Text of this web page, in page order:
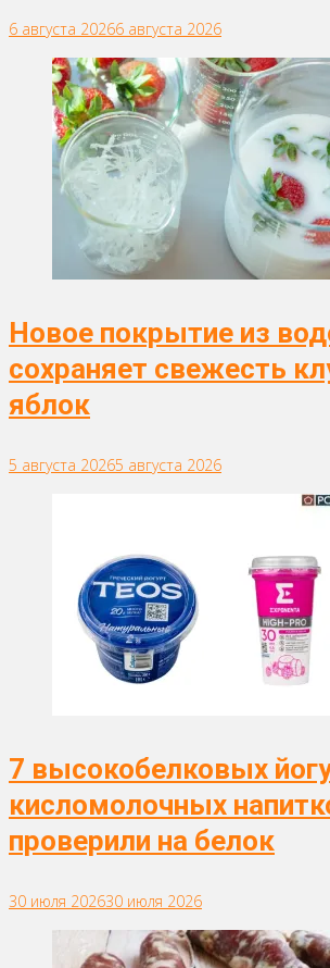
6 августа 20266 августа 2026
Новое покрытие из
сохраняет свежесть
яблок
5 августа 20265 августа 2026
7 высокобелковых
кисломолочных
проверили на белок
30 июля 202630 июля 2026